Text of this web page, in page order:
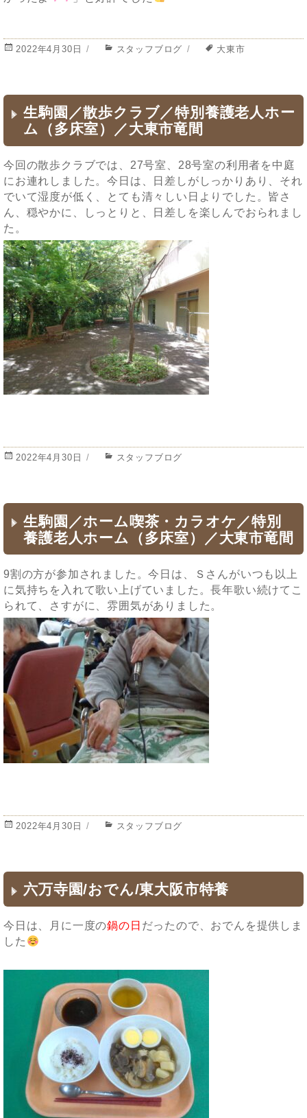
投
2022年4月30日
カ
ー
スタッフブログ
タ
大東市
生駒園／散歩クラブ／特別養護老人ホー
ム（多床室）／大東市竜間
今回の散歩クラブでは、27号室、28号室の利用者を中庭
にお連れしました。今日は、日差しがしっかりあり、それ
でいて湿度が低く、とても清々しい日よりでした。皆さ
ん、穏やかに、しっとりと、日差しを楽しんでおられまし
た。
投
2022年4月30日
カ
リ
ー
スタッフブログ
生駒園／ホーム喫茶・カラオケ／特別
養護老人ホーム（多床室）／大東市竜間
9割の方が参加されました。今日は、Ｓさんがいつも以上
に気持ちを入れて歌い上げていました。長年歌い続けてこ
られて、さすがに、雰囲気がありました。
投
2022年4月30日
カ
ー
スタッフブログ
六万寺園/おでん/東大阪市特養
今日は、月に一度の鍋の日 だったので、おでんを提供しま
した